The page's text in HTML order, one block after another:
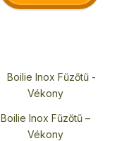
Boilie Inox Fűzőtű –
Vékony